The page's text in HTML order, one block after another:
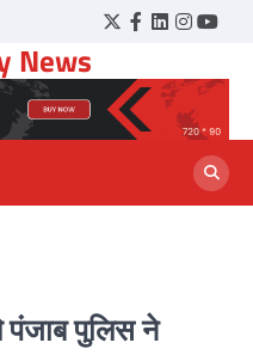
Twitter
Facebook
LinkedIn
News
पंजाब पुलिस ने